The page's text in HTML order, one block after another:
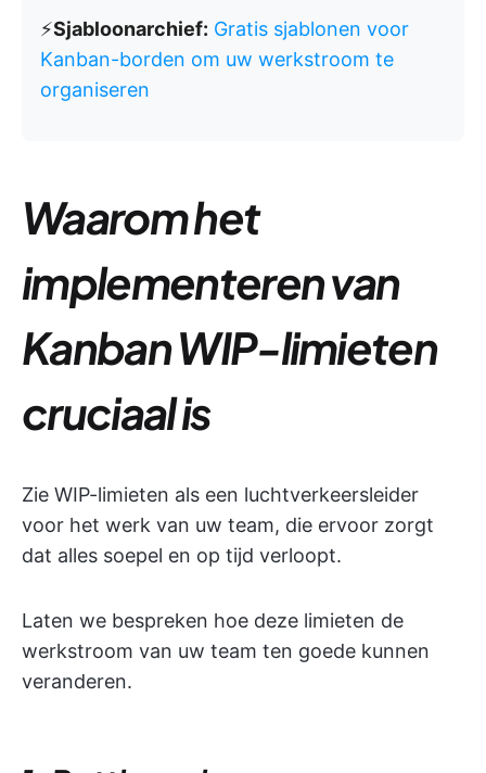
⚡️Sjabloonarchief: Gratis sjablonen voor
Kanban-borden om uw werkstroom te
organiseren
Waarom het
implementeren van
Kanban WIP-limieten
cruciaal is
Zie WIP-limieten als een luchtverkeersleider
voor het werk van uw team, die ervoor zorgt
dat alles soepel en op tijd verloopt.
Laten we bespreken hoe deze limieten de
werkstroom van uw team ten goede kunnen
veranderen.